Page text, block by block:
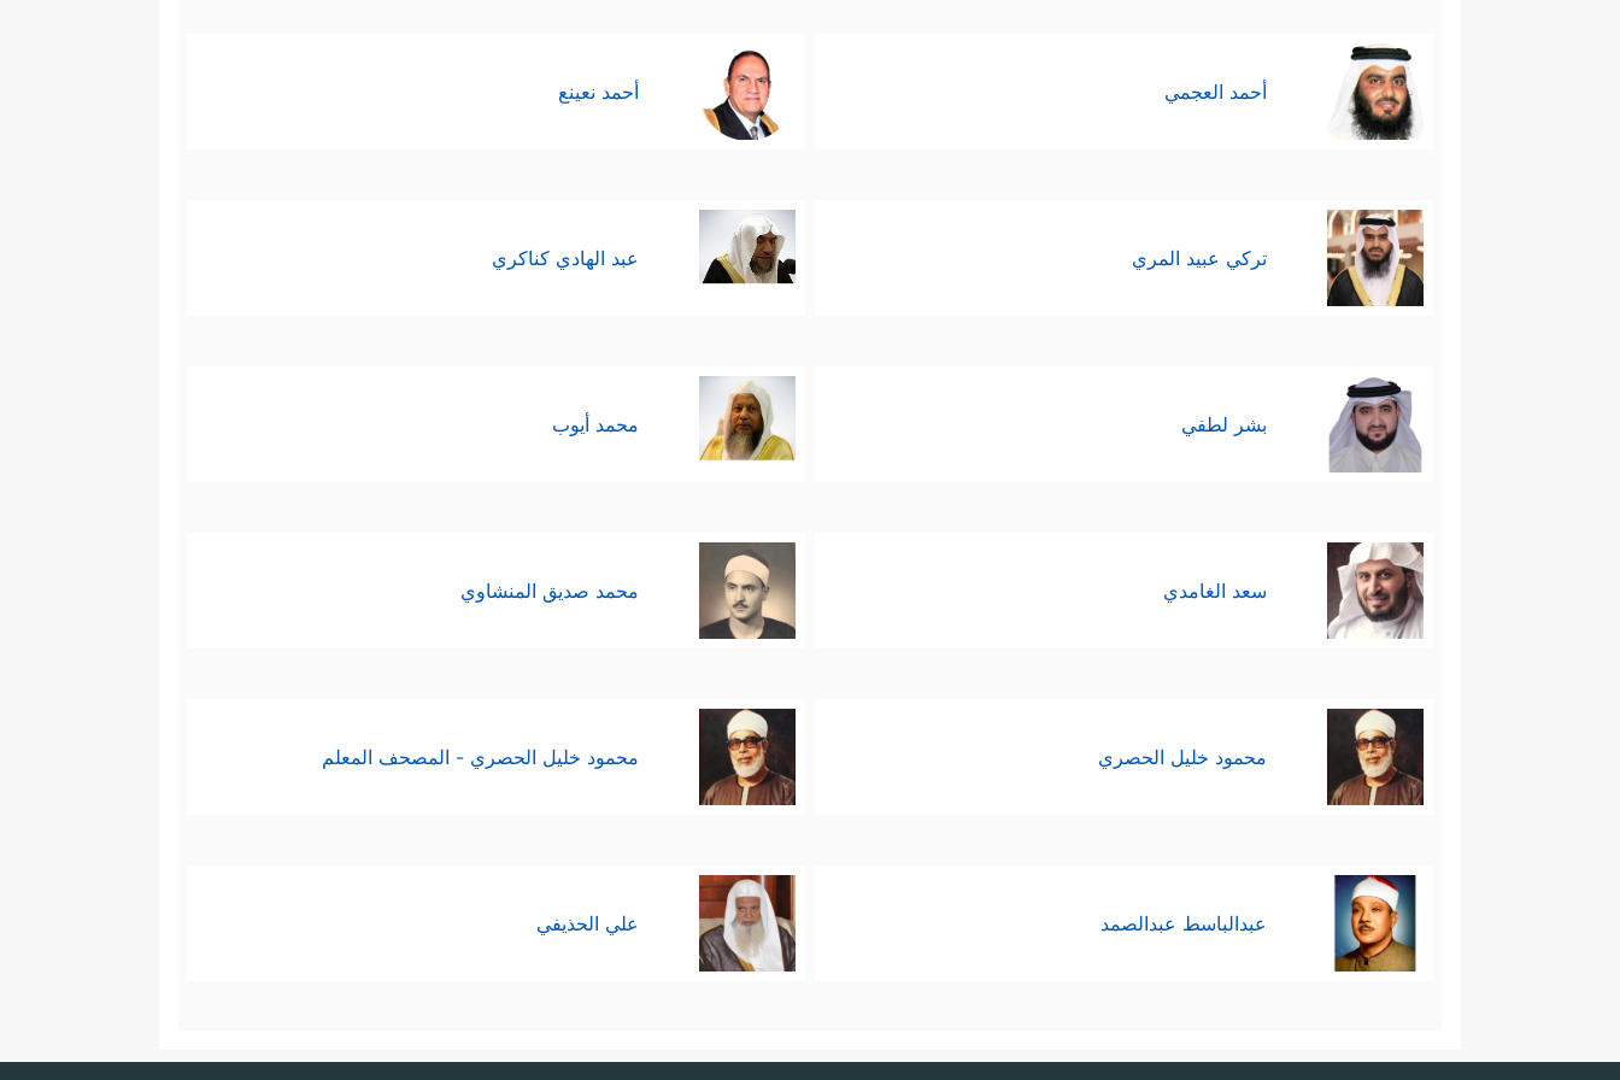
أحمد العجمي أحمد نعينع
تركي عبيد المري عبد الهادي كناكري
بشر لطفي محمد أيوب
سعد الغامدي محمد صديق المنشاوي
محمود خليل الحصري محمود خليل الحصري - المصحف المعلم
عبدالباسط عبدالصمد علي الحذيفي